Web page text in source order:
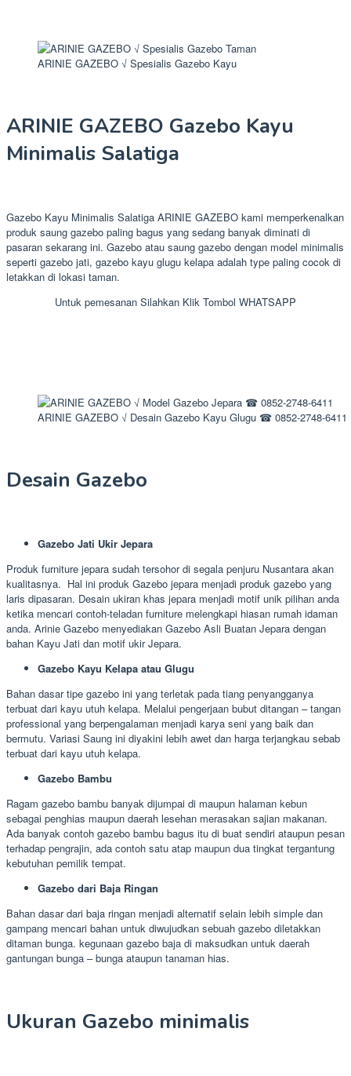
ARINIE GAZEBO √ Spesialis Gazebo Kayu
ARINIE GAZEBO Gazebo Kayu
Minimalis Salatiga
Gazebo Kayu Minimalis Salatiga ARINIE GAZEBO kami memperkenalkan
produk saung gazebo paling bagus yang sedang banyak diminati di
pasaran sekarang ini. Gazebo atau saung gazebo dengan model minimalis
seperti gazebo jati, gazebo kayu glugu kelapa adalah type paling cocok di
letakkan di lokasi taman.
Untuk pemesanan Silahkan Klik Tombol WHATSAPP
ARINIE GAZEBO √ Desain Gazebo Kayu Glugu ☎ 0852-2748-6411
Desain Gazebo
Gazebo Jati Ukir Jepara
Produk furniture jepara sudah tersohor di segala penjuru Nusantara akan
kualitasnya. Hal ini produk Gazebo jepara menjadi produk gazebo yang
laris dipasaran. Desain ukiran khas jepara menjadi motif unik pilihan anda
ketika mencari contoh-teladan furniture melengkapi hiasan rumah idaman
anda. Arinie Gazebo menyediakan Gazebo Asli Buatan Jepara dengan
bahan Kayu Jati dan motif ukir Jepara.
Gazebo Kayu Kelapa atau Glugu
Bahan dasar tipe gazebo ini yang terletak pada tiang penyangganya
terbuat dari kayu utuh kelapa. Melalui pengerjaan bubut ditangan – tangan
professional yang berpengalaman menjadi karya seni yang baik dan
bermutu. Variasi Saung ini diyakini lebih awet dan harga terjangkau sebab
terbuat dari kayu utuh kelapa.
Gazebo Bambu
Ragam gazebo bambu banyak dijumpai di maupun halaman kebun
sebagai penghias maupun daerah lesehan merasakan sajian makanan.
Ada banyak contoh gazebo bambu bagus itu di buat sendiri ataupun pesan
terhadap pengrajin, ada contoh satu atap maupun dua tingkat tergantung
kebutuhan pemilik tempat.
Gazebo dari Baja Ringan
Bahan dasar dari baja ringan menjadi alternatif selain lebih simple dan
gampang mencari bahan untuk diwujudkan sebuah gazebo diletakkan
ditaman bunga. kegunaan gazebo baja di maksudkan untuk daerah
gantungan bunga – bunga ataupun tanaman hias.
Ukuran Gazebo minimalis